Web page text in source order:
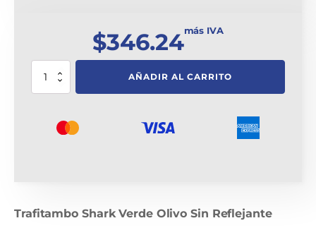
$346.24más IVA
Trafitambo
AÑADIR AL CARRITO
Trafitambo Shark Verde Olivo Sin Reflejante